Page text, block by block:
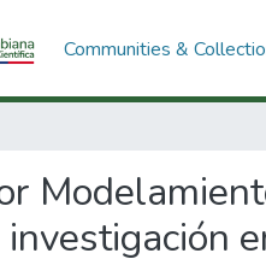
Communities &